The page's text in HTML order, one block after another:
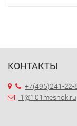
КОНТАКТЫ
+7(495)241-22-
1@101meshok.ru